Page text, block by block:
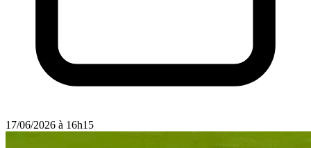
17/06/2026 à 16h15